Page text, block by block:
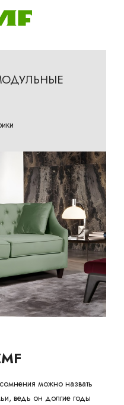
Гродно
Могилев
можно назвать
ведь он долгие годы